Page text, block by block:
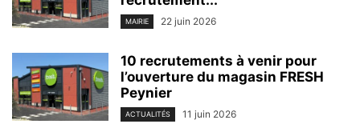
MAIRIE 22 juin 2026
10 recrutements à venir pour
l’ouverture du magasin FRESH
Peynier
ACTUALITÉS 11 juin 2026